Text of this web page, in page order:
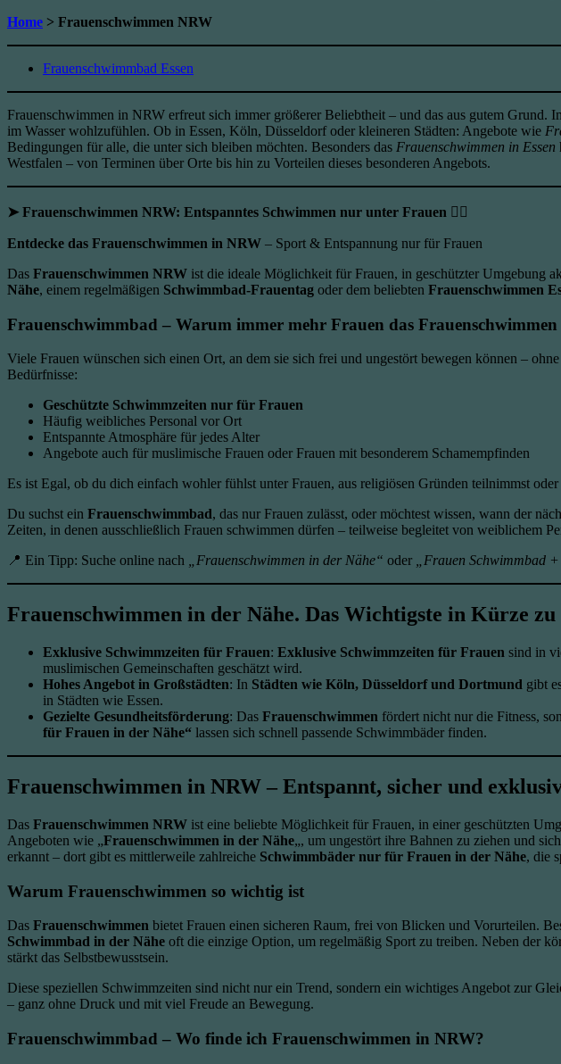
Home > Frauenschwimmen NRW
Frauenschwimmbad Essen
Frauenschwimmen in NRW erfreut sich immer größerer Beliebtheit – und das aus gutem Grund.
im Wasser wohlzufühlen. Ob in Essen, Köln, Düsseldorf oder kleineren Städten: Angebote wie
Bedingungen für alle, die unter sich bleiben möchten. Besonders das Frauenschwimmen in Essen
Westfalen – von Terminen über Orte bis hin zu Vorteilen dieses besonderen Angebots.
➤ Frauenschwimmen NRW: Entspanntes Schwimmen nur unter Frauen 🏊‍♀️
Entdecke das Frauenschwimmen in NRW – Sport & Entspannung nur für Frauen
Das Frauenschwimmen NRW ist die ideale Möglichkeit für Frauen, in geschützter Umgebung
Nähe, einem regelmäßigen Schwimmbad-Frauentag oder dem beliebten Frauenschwimmen
Frauenschwimmbad – Warum immer mehr Frauen das
Viele Frauen wünschen sich einen Ort, an dem sie sich frei und ungestört bewegen können –
Bedürfnisse:
Geschützte Schwimmzeiten nur für Frauen
Häufig weibliches Personal vor Ort
Entspannte Atmosphäre für jedes Alter
Angebote auch für muslimische Frauen oder Frauen mit besonderem Schamempfinden
Es ist Egal, ob du dich einfach wohler fühlst unter Frauen, aus religiösen Gründen teilnimmst
Du suchst ein Frauenschwimmbad, das nur Frauen zulässt, oder möchtest wissen, wann der
Zeiten, in denen ausschließlich Frauen schwimmen dürfen – teilweise begleitet von weiblichem
📍 Ein Tipp: Suche online nach
„Frauenschwimmen in der Nähe“ oder „Frauen Schwimmbad
Frauenschwimmen in der Nähe. Das Wichtigste in Kürze
Exklusive Schwimmzeiten für Frauen: Exklusive Schwimmzeiten für Frauen sind in
muslimischen Gemeinschaften geschätzt wird.
Hohes Angebot in Großstädten: In Städten wie Köln, Düsseldorf und Dortmund gibt
in Städten wie Essen.
Gezielte Gesundheitsförderung: Das Frauenschwimmen fördert nicht nur die Fitness,
für Frauen in der Nähe“ lassen sich schnell passende Schwimmbäder finden.
Frauenschwimmen in NRW – Entspannt, sicher und
Das Frauenschwimmen NRW ist eine beliebte Möglichkeit für Frauen, in einer geschützten
Angeboten wie „Frauenschwimmen in der Nähe„, um ungestört ihre Bahnen zu ziehen und
erkannt – dort gibt es mittlerweile zahlreiche Schwimmbäder nur für Frauen in der Nähe, die
Warum Frauenschwimmen so wichtig ist
Das Frauenschwimmen bietet Frauen einen sicheren Raum, frei von Blicken und Vorurteilen.
Schwimmbad in der Nähe oft die einzige Option, um regelmäßig Sport zu treiben. Neben der
stärkt das Selbstbewusstsein.
Diese speziellen Schwimmzeiten sind nicht nur ein Trend, sondern ein wichtiges Angebot zur
– ganz ohne Druck und mit viel Freude an Bewegung.
Frauenschwimmbad – Wo finde ich Frauenschwimmen in NRW?